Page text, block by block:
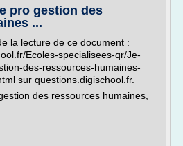
pro gestion des
...
la lecture de ce document :
Ecoles-specialisees-qr/Je-
des-ressources-humaines-
sur questions.digischool.fr.
des ressources humaines,